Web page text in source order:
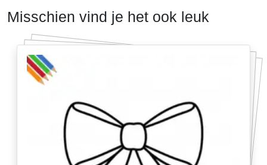
Misschien vind je het ook leuk